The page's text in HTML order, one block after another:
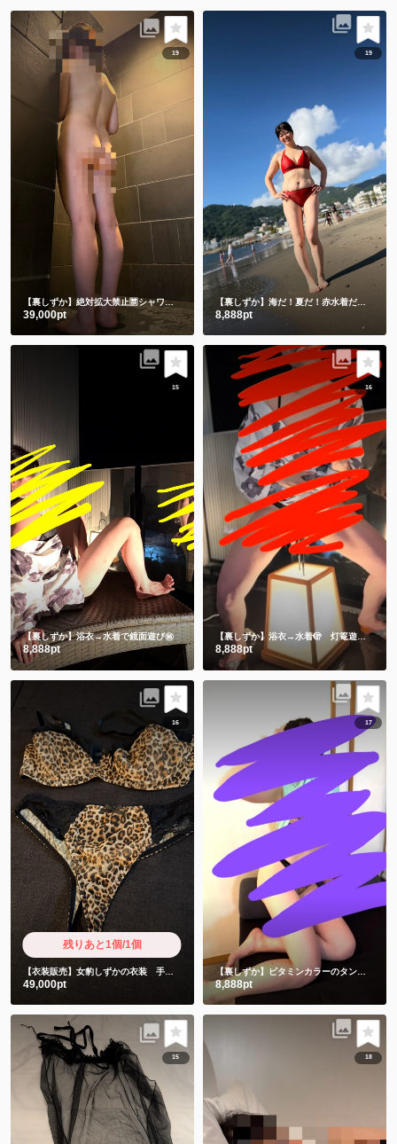
19
【裏しずか】絶対拡大禁止🈲シャワー動画🎥 立ちシャワーと床座りシャワー🫣
39,000pt
19
【裏しずか】海だ！夏だ！赤水着だー💗
8,888pt
15
【裏しずか】浴衣→水着で鏡面遊び㊙️
8,888pt
16
【裏しずか】浴衣→水着🫣 灯篭遊び ギリ
8,888pt
16
残りあと1個/1個
【衣装販売】女豹しずかの衣装 手書きお手紙と限定ショート動画付き
49,000pt
17
8,888pt
15 18